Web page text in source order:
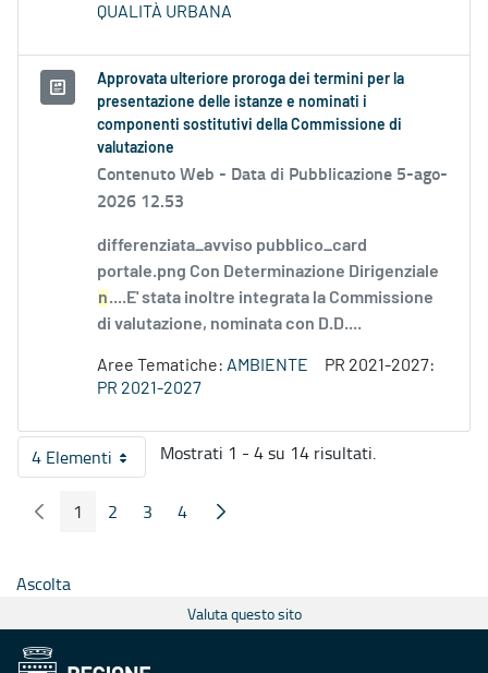
QUALITÀ URBANA
Approvata ulteriore proroga dei termini per la
presentazione delle istanze e nominati i
componenti sostitutivi della Commissione di
valutazione
Contenuto Web - Data di Pubblicazione 5-ago-
2026 12.53
differenziata_avviso pubblico_card
portale.png Con Determinazione Dirigenziale
n....E' stata inoltre integrata la Commissione
di valutazione, nominata con D.D....
Aree Tematiche: AMBIENTE
PR 2021-2027:
PR 2021-2027
4 ElementiPer pagina
Mostrati 1 - 4 su 14 risultati.
Pagina Precedente
Pagina
1 Pagina
2 Pagina
3 Pagina
4 Pagina Seguente
Ascolta
Valuta questo sito